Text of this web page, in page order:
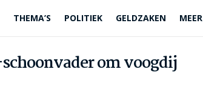
THEMA’S POLITIEK GELDZAKEN MEER
om voogdij